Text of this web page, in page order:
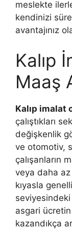
meslekte
kendinizi
avantajınız
Kalıp
Maaş
Kalıp imalat
çalıştıkları
değişkenlik
ve otomotiv,
çalışanların
veya daha
kıyasla
asgari
kazandıkça